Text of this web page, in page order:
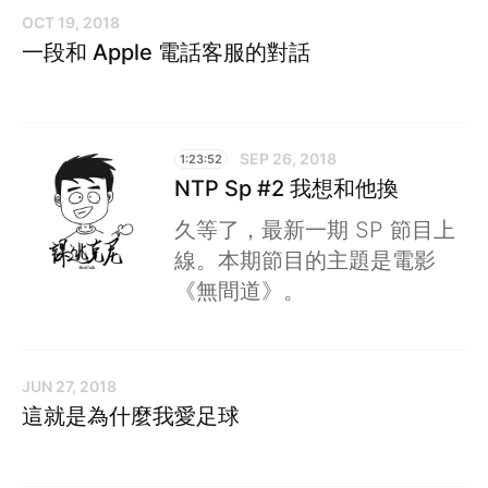
OCT 19, 2018
一段和 Apple 電話客服的對話
1:23:52 SEP 26, 2018
NTP Sp #2 我想和他換
久等了，最新一期 SP 節目上
線。本期節目的主題是電影
《無間道》。
JUN 27, 2018
這就是為什麼我愛足球